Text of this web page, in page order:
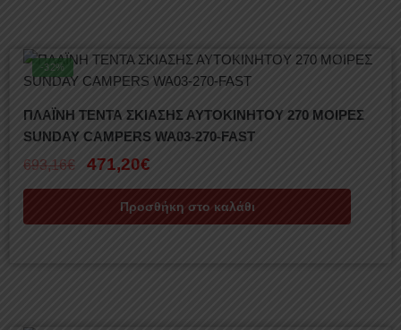
-32%
ΠΛΑΪΝΗ ΤΕΝΤΑ ΣΚΙΑΣΗΣ ΑΥΤΟΚΙΝΗΤΟΥ 270 ΜΟΙΡΕΣ
SUNDAY CAMPERS WA03-270-FAST
693,16€ 471,20€
Προσθήκη στο καλάθι